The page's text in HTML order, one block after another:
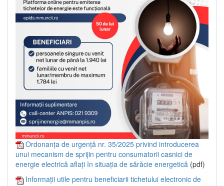
Ordonanța de urgență nr. 35/2025 privind introducerea
unui mecanism de sprijin pentru consumatorii casnici de
energie electrică aflați în situația de sărăcie energetică (pdf)
Informații utile pentru beneficiarii tichetului electronic de